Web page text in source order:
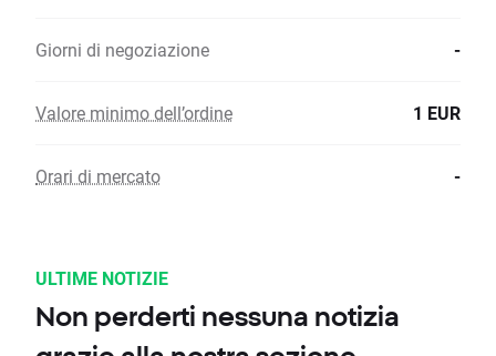
Giorni di negoziazione -
Valore minimo dell’ordine 1 EUR
Orari di mercato -
ULTIME NOTIZIE
Non perderti nessuna notizia